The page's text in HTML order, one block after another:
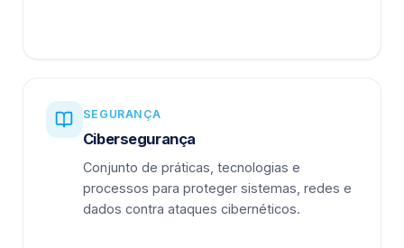
SEGURANÇA
Cibersegurança
Conjunto de práticas, tecnologias e
processos para proteger sistemas, redes e
dados contra ataques cibernéticos.